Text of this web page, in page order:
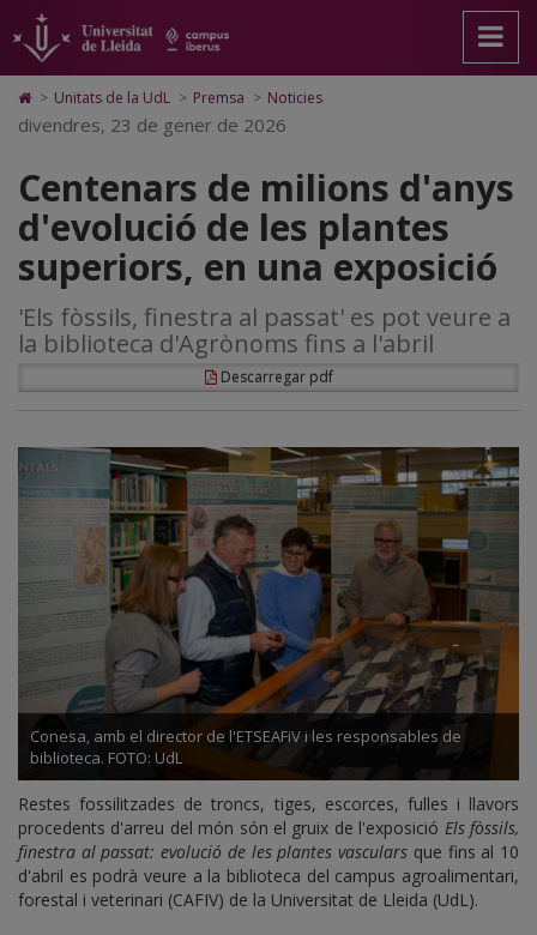
Centenars
de
milions
d'anys
d'evolució
de
les
plantes
superiors,
una
exposició
pàgina
principal.
Universitat
Lleida
contingut
principal
Mapa
Web.
Universitat
Cerca
Accessibilitat.
Universitat
Lleida
Icono
de
Home
ir
a
la
página
de
inicio
> Unitats de la UdL > Premsa > Noticies
divendres, 23 de gener de 2026
Centenars de milions d'anys
d'evolució de les plantes
superiors, en una exposició
'Els fòssils, finestra al passat' es pot veure a
la biblioteca d'Agrònoms fins a l'abril
Descarregar pdf
Conesa, amb el director de l'ETSEAFiV i les responsables de
biblioteca. FOTO: UdL
Restes fossilitzades de troncs, tiges, escorces, fulles i llavors
procedents d'arreu del món són el gruix de l'exposició Els fòssils,
finestra al passat: evolució de les plantes vasculars que fins al 10
d'abril es podrà veure a la biblioteca del campus agroalimentari,
forestal i veterinari (CAFIV) de la Universitat de Lleida (UdL).